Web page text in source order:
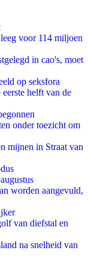
voor 114 miljoen
in cao's, moet
op seksfora
helft van de
onder toezicht om
mijnen in Straat van
worden aangevuld,
van diefstal en
na snelheid van